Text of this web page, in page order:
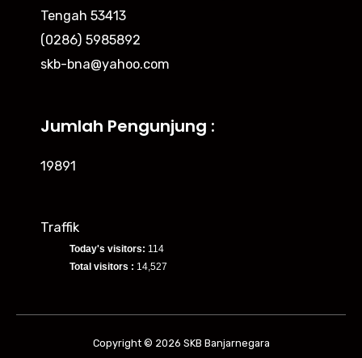
Tengah 53413
(0286) 5985892
skb-bna@yahoo.com
Jumlah Pengunjung :
19891
Traffik
Today's visitors: 114
Total visitors : 14,527
Copyright © 2026 SKB Banjarnegara